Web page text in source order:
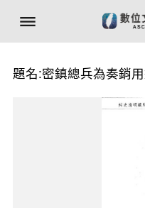
題名:密鎮總兵為奏銷